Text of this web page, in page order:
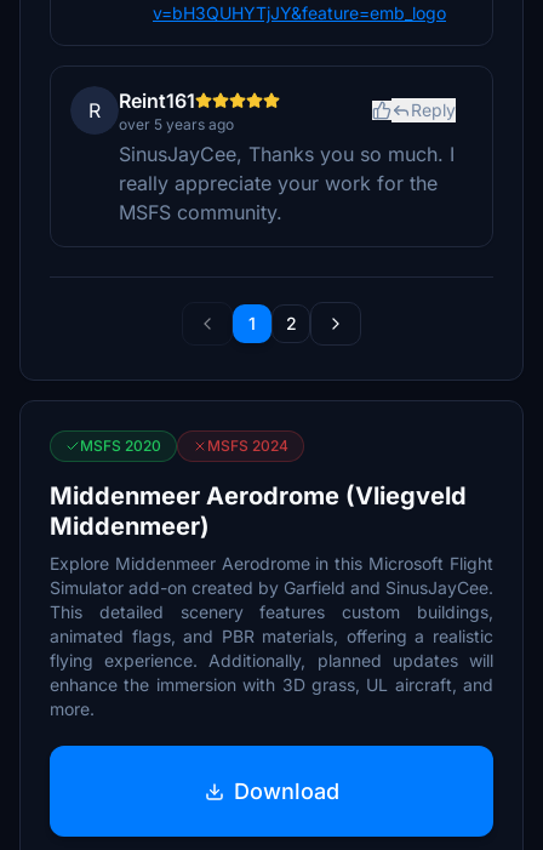
v=bH3QUHYTjJY&feature=emb_logo
R Reint161
over 5 years ago
Reply
SinusJayCee, Thanks you so much. I
really appreciate your work for the
MSFS community.
1 2
MSFS 2020 MSFS 2024
Middenmeer Aerodrome (Vliegveld
Middenmeer)
Explore Middenmeer Aerodrome in this Microsoft Flight
Simulator add-on created by Garfield and SinusJayCee.
This detailed scenery features custom buildings,
animated flags, and PBR materials, offering a realistic
flying experience. Additionally, planned updates will
enhance the immersion with 3D grass, UL aircraft, and
more.
Download